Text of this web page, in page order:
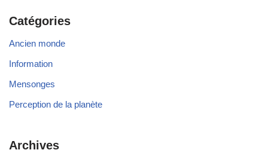
Catégories
Ancien monde
Information
Mensonges
Perception de la planète
Archives